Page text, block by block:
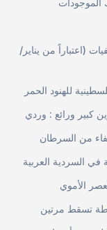
الموجودات
(اعتباراً من يناير/
للهنود الحمر
كبير ورائع : وردي
من السرطان
في السردية العربية
الأموي
تسقط مرتين